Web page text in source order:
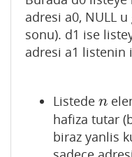
adresi a0, NULL
sonu). d1 ise
adresi a1 listenin
Listede n
n
hafiza tutar
biraz yanlis